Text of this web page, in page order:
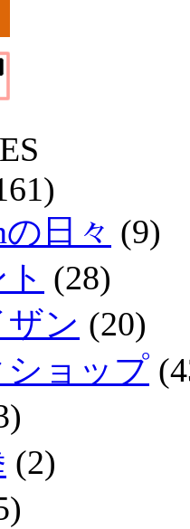
の日々 (9)
(28)
ン (20)
ショップ
(2)